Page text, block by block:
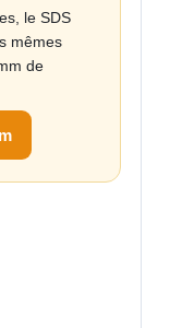
le SDS
mêmes
de